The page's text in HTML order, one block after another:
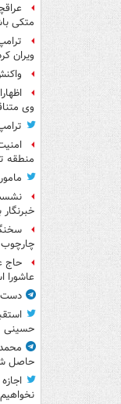
متکی
ویران
وی
منطقه
حاج
عاشورا
دست
حسینی
حاصل